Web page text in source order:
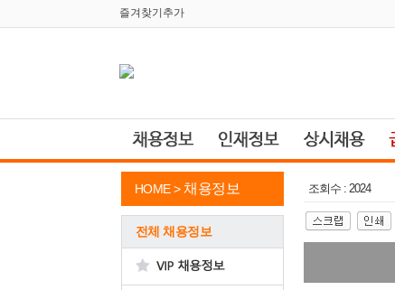
즐겨찾기추가
HOME > 채용정보
전체 채용정보
조회수 : 2024